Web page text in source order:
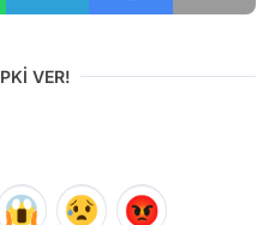
VER!